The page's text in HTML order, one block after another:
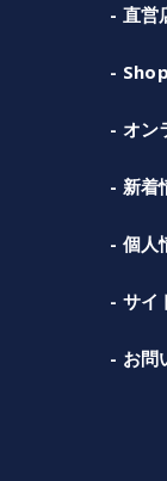
直営
オン
新着
個人
サイ
お問